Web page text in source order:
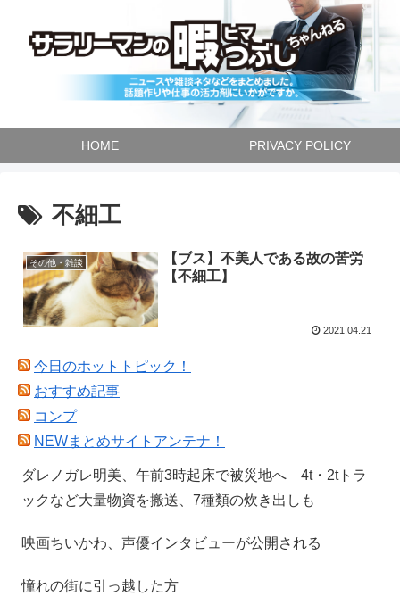
HOME PRIVACY POLICY
不細工
その他・雑談
【ブス】不美人である故の苦労
【不細工】
2021.04.21
今日のホットトピック！
おすすめ記事
コンプ
NEWまとめサイトアンテナ！
ダレノガレ明美、午前3時起床で被災地へ 4t・2tトラ
ックなど大量物資を搬送、7種類の炊き出しも
映画ちいかわ、声優インタビューが公開される
憧れの街に引っ越した方